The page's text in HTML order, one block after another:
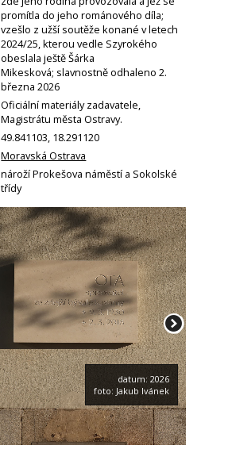
promítla do jeho románového díla;
vzešlo z užší soutěže konané v letech
2024/25, kterou vedle Szyrokého
obeslala ještě Šárka
Mikesková; slavnostně odhaleno 2.
března 2026
Oficiální materiály zadavatele,
Magistrátu města Ostravy.
49.841103, 18.291120
Moravská Ostrava
nároží Prokešova náměstí a Sokolské
třídy
datum: 2026
foto: Jakub Ivánek